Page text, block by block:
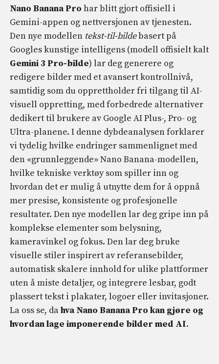
Nano Banana Pro har blitt gjort offisiell i
Gemini-appen og nettversjonen av tjenesten.
Den nye modellen tekst-til-bildebasert på
Googles kunstige intelligens (modell offisielt kalt
Gemini 3 Pro-bilde) lar deg generere og
redigere bilder med et avansert kontrollnivå,
samtidig som du opprettholder fri tilgang til AI-
visuell oppretting, med forbedrede alternativer
dedikert til brukere av Google AI Plus-, Pro- og
Ultra-planene. I denne dybdeanalysen forklarer
vi tydelig hvilke endringer sammenlignet med
den «grunnleggende» Nano Banana-modellen,
hvilke tekniske verktøy som spiller inn og
hvordan det er mulig å utnytte dem for å oppnå
mer presise, konsistente og profesjonelle
resultater. Den nye modellen lar deg gripe inn på
komplekse elementer som belysning,
kameravinkel og fokus. Den lar deg bruke
visuelle stiler inspirert av referansebilder,
automatisk skalere innhold for ulike plattformer
uten å miste detaljer, og integrere lesbar, godt
plassert tekst i plakater, logoer eller invitasjoner.
La oss se, dahva Nano Banana Pro kan gjøre og
hvordan lage imponerende bilder med AI.